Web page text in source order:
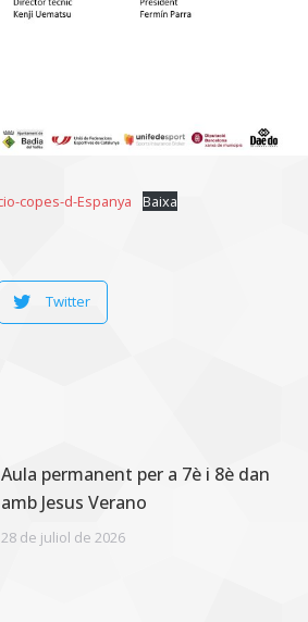
copes-d-Espanya Baixa
Twitter
Aula permanent per a 7è i 8è dan
amb Jesus Verano
28 de juliol de 2026